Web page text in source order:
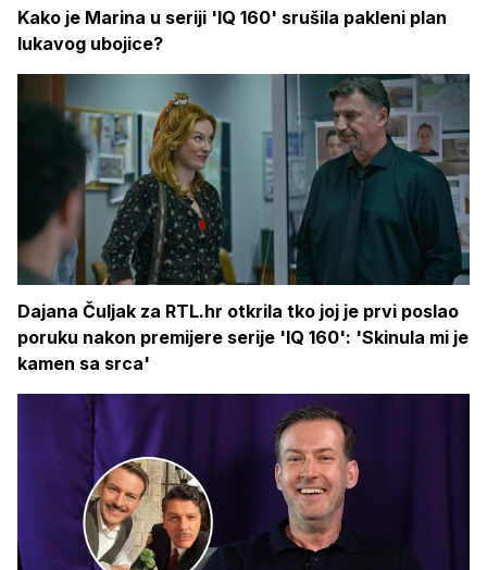
Kako je Marina u seriji 'IQ 160' srušila pakleni plan
lukavog ubojice?
Dajana Čuljak za RTL.hr otkrila tko joj je prvi poslao
poruku nakon premijere serije 'IQ 160': 'Skinula mi je
kamen sa srca'